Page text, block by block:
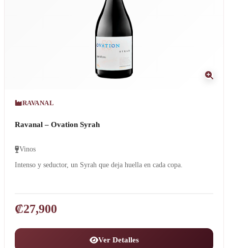
RAVANAL
Ravanal – Ovation Syrah
Vinos
Intenso y seductor, un Syrah que deja huella en cada copa.
₡27,900
Ver Detalles